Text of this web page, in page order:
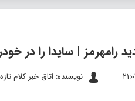
نویسنده: اتاق خبر کلام تازه